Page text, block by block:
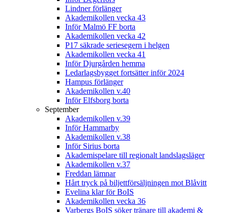
Lindner förlänger
Akademikollen vecka 43
Inför Malmö FF borta
Akademikollen vecka 42
P17 säkrade seriesegern i helgen
Akademikollen vecka 41
Inför Djurgården hemma
Ledarlagsbygget fortsätter inför 2024
Hampus förlänger
Akademikollen v.40
Inför Elfsborg borta
September
Akademikollen v.39
Inför Hammarby
Akademikollen v.38
Inför Sirius borta
Akademispelare till regionalt landslagsläger
Akademikollen v.37
Freddan lämnar
Hårt tryck på biljettförsäljningen mot Blåvitt
Evelina klar för BoIS
Akademikollen vecka 36
Varbergs BoIS söker tränare till akademi &